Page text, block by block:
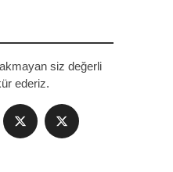
siz değerli
ederiz.